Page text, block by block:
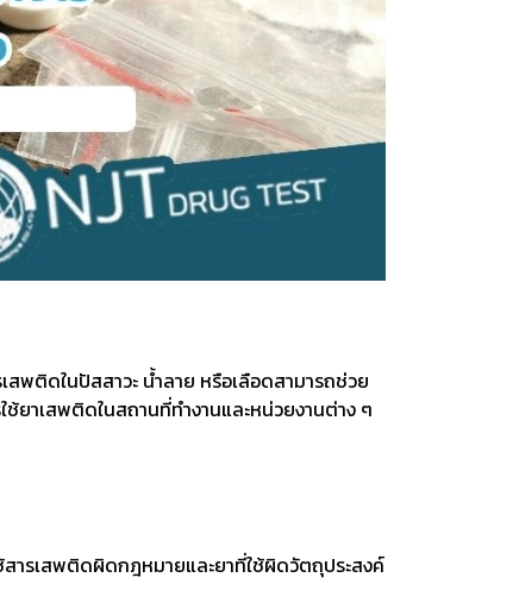
พติดในปัสสาวะ น้ำลาย หรือเลือดสามารถช่วย
ยาเสพติดในสถานที่ทำงานและหน่วยงานต่าง ๆ
ารเสพติดผิดกฎหมายและยาที่ใช้ผิดวัตถุประสงค์